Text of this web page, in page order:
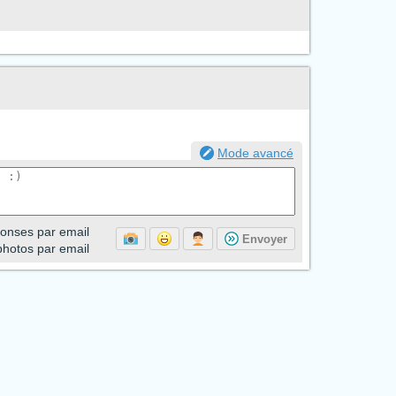
Mode avancé
par email
par email
Envoyer